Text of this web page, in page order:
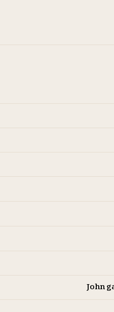
«ارهارت» را از خانواده بورکمان
John